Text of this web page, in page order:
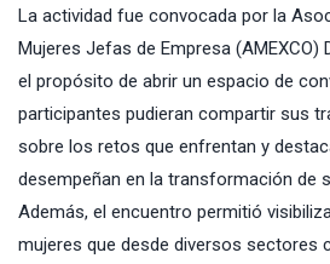
La actividad fue convocada por la
Mujeres Jefas de Empresa (AMEXCO)
el propósito de abrir un espacio de
participantes pudieran compartir sus
sobre los retos que enfrentan y
desempeñan en la transformación de
Además, el encuentro permitió
mujeres que desde diversos sectores